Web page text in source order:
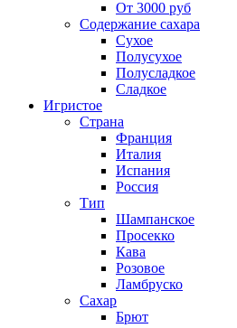
От 3000 руб
Содержание сахара
Сухое
Полусухое
Полусладкое
Сладкое
Игристое
Страна
Франция
Италия
Испания
Россия
Тип
Шампанское
Просекко
Кава
Розовое
Ламбруско
Сахар
Брют